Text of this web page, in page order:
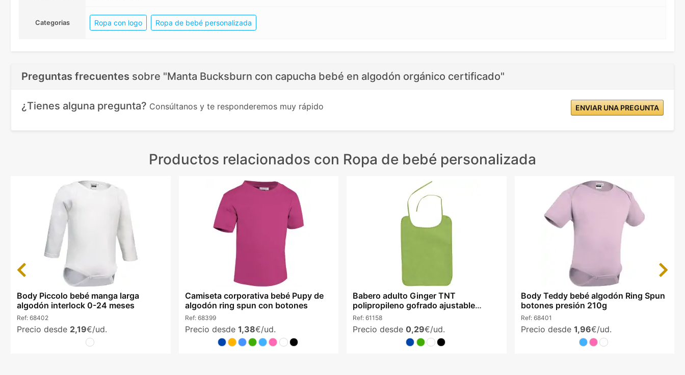
Categorias Ropa con logo Ropa de bebé personalizada
Preguntas frecuentes sobre "Manta Bucksburn con capucha bebé en algodón orgánico certificado"
¿Tienes alguna pregunta? Consúltanos y te responderemos muy rápido ENVIAR UNA PREGUNTA
Productos relacionados con Ropa de bebé personalizada
Body Piccolo bebé manga larga
algodón interlock 0-24 meses
Ref: 68402
Precio desde 2,19€/ud.
Camiseta corporativa bebé Pupy de
algodón ring spun con botones
Ref: 68399
Precio desde 1,38€/ud.
Babero adulto Ginger TNT
polipropileno gofrado ajustable
colores
Ref: 61158
Precio desde 0,29€/ud.
Body Teddy bebé algodón Ring Spun
botones presión 210g
Ref: 68401
Precio desde 1,96€/ud.
Previous Next